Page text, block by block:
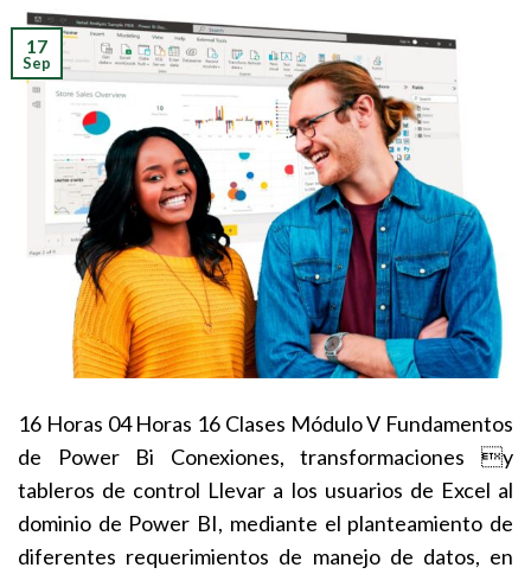
17
Sep
16 Horas 04 Horas 16 Clases Módulo V Fundamentos
de Power Bi Conexiones, transformaciones y
tableros de control Llevar a los usuarios de Excel al
dominio de Power BI, mediante el planteamiento de
diferentes requerimientos de manejo de datos, en